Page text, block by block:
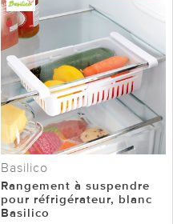
Basilico
Rangement à suspendre
pour réfrigérateur, blanc
Basilico